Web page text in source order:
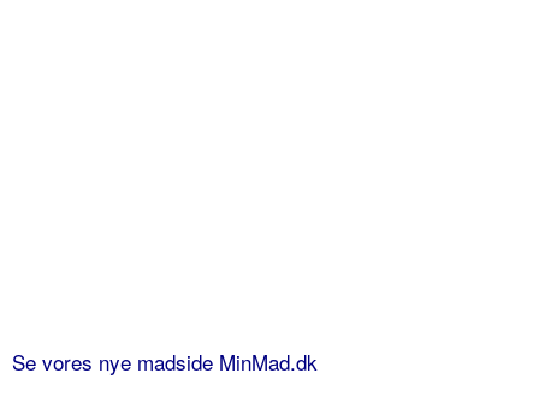
Se vores nye madside MinMad.dk